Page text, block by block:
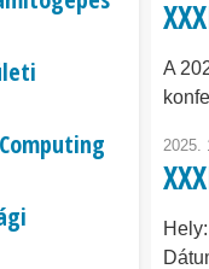
A
2025.
Hely: